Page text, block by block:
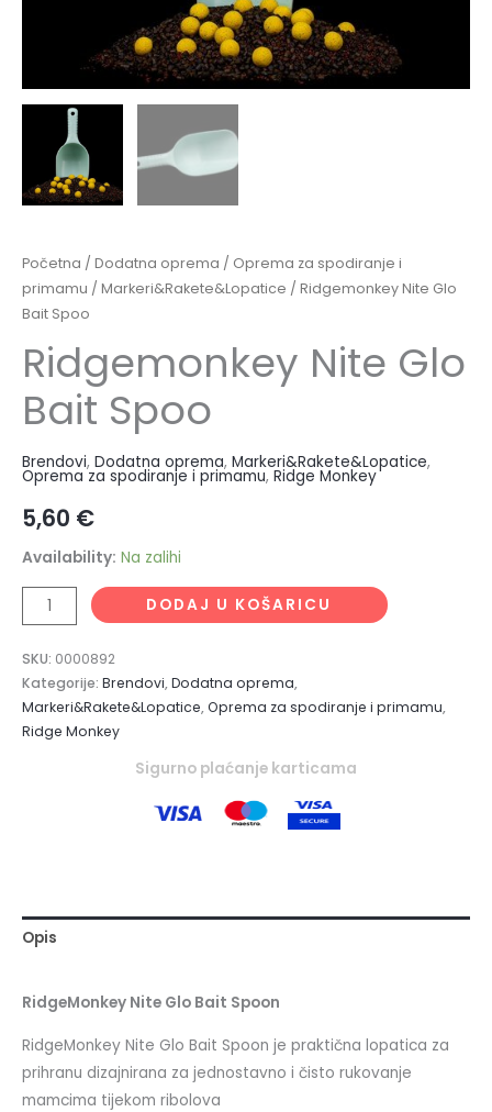
Početna / Dodatna oprema / Oprema za spodiranje i
primamu / Markeri&Rakete&Lopatice / Ridgemonkey Nite Glo
Bait Spoo
Ridgemonkey Nite Glo
Bait Spoo
Brendovi, Dodatna oprema, Markeri&Rakete&Lopatice,
Oprema za spodiranje i primamu, Ridge Monkey
5,60 €
Availability: Na zalihi
DODAJ U KOŠARICU
SKU: 0000892
Kategorije: Brendovi,Dodatna oprema,
Markeri&Rakete&Lopatice,Oprema za spodiranje i primamu,
Ridge Monkey
Sigurno plaćanje karticama
Opis
RidgeMonkey Nite Glo Bait Spoon
RidgeMonkey Nite Glo Bait Spoon je praktična lopatica za
prihranu dizajnirana za jednostavno i čisto rukovanje
mamcima tijekom ribolova